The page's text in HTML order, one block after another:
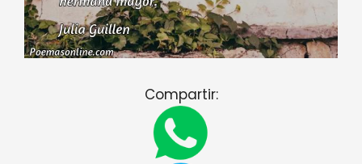
Compartir: